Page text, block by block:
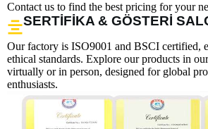
Contact us to find the best pricing for your
SERTIFIKA & GÖSTERI
Our factory is ISO9001 and BSCI certified,
ethical standards. Explore our products in
virtually or in person, designed for global
enthusiasts.